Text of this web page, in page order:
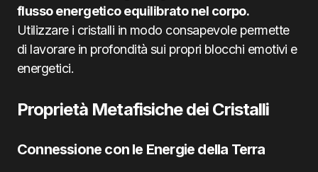
flusso energetico equilibrato nel corpo.
Utilizzare i cristalli in modo consapevole permette
di lavorare in profondità sui propri blocchi emotivi e
energetici.
Proprietà Metafisiche dei Cristalli
Connessione con le Energie della Terra